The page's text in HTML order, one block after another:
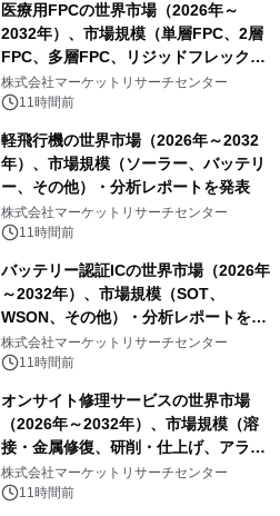
医療用FPCの世界市場（2026年～
2032年）、市場規模（単層FPC、2層
FPC、多層FPC、リジッドフレックス
PCB）・分析レポートを発表
株式会社マーケットリサーチセンター
11時間前
軽飛行機の世界市場（2026年～2032
年）、市場規模（ソーラー、バッテリ
ー、その他）・分析レポートを発表
株式会社マーケットリサーチセンター
11時間前
バッテリー認証ICの世界市場（2026年
～2032年）、市場規模（SOT、
WSON、その他）・分析レポートを発
表
株式会社マーケットリサーチセンター
11時間前
オンサイト修理サービスの世界市場
（2026年～2032年）、市場規模（溶
接・金属修復、研削・仕上げ、アライ
メント、その他）・分析レポートを発
表
株式会社マーケットリサーチセンター
11時間前